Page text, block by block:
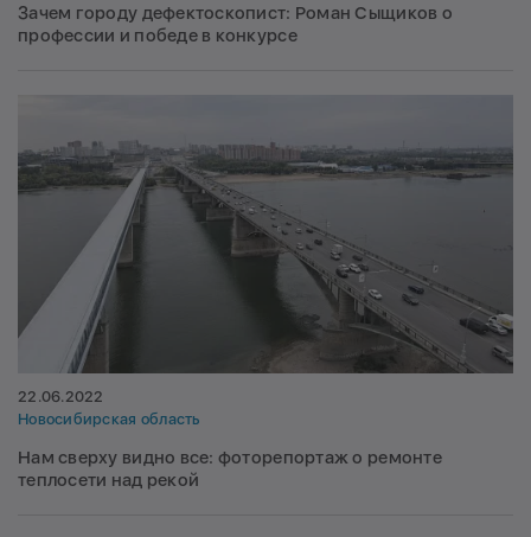
Зачем городу дефектоскопист: Роман Сыщиков о
профессии и победе в конкурсе
22.06.2022
Новосибирская область
Нам сверху видно все: фоторепортаж о ремонте
теплосети над рекой